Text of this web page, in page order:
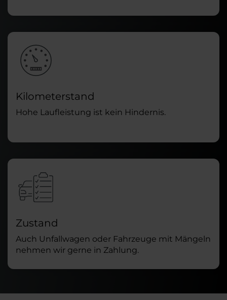
Kilometerstand
Hohe Laufleistung ist kein Hindernis.
Zustand
Auch Unfallwagen oder Fahrzeuge mit Mängeln
nehmen wir gerne in Zahlung.